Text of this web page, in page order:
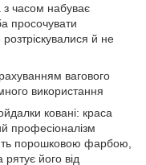
з часом набуває
просочувати
й не
вагового
використання
ковані: краса
професіоналізм
порошковою фарбою,
його від